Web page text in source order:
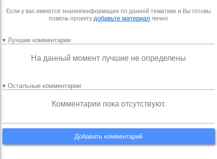
Если у вас имеются знания\информация по данной тематике и Вы готовы
помочь проекту добавьте материал лично
▾ Лучшие комментарии
На данный момент лучшие не определены
▾ Остальные комментарии
Комментарии пока отсутствуют.
Добавить комментарий